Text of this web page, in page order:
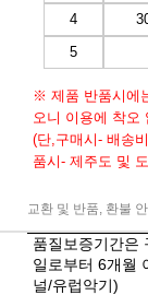
4
5
※ 제품 반품시에
오니 이용에 착오
(단,구매시- 배송
품시- 제주도 및
교환 및 반품, 환불
품질보증기간은
일로부터 6개월
널/유럽악기)